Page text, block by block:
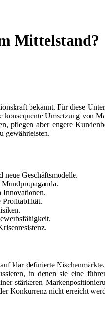
Mittelstand?
bekannt. Für diese
Umsetzung von
pflegen aber engere
gewährleisten.
neue Geschäftsmodelle.
Innovationen.
Profitabilität.
klar definierte
in denen sie eine
stärkeren
Konkurrenz nicht erreicht